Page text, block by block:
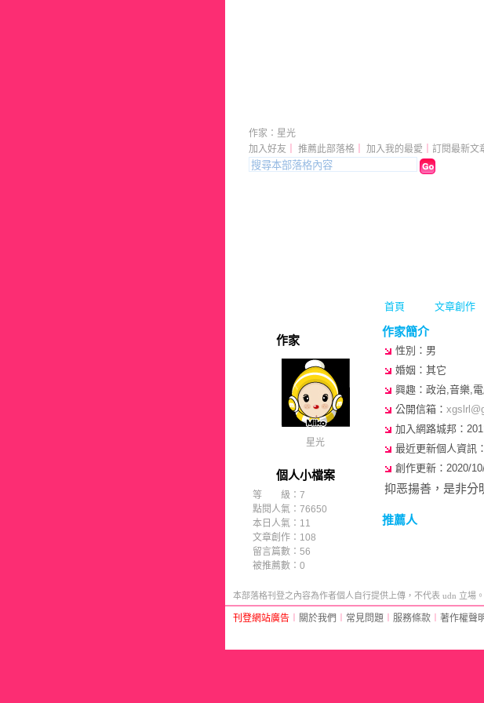
首頁 文章創作
加入好友 推薦此部落格 加入我的最愛 訂閱最新文
作家：星光
作家
星光
個人小檔案
等 級：7
點閱人氣：76650
本日人氣：11
文章創作：108
留言篇數：56
被推薦數： 0
作家簡介
性別：男
婚姻：其它
興趣：政治,音樂,
公開信箱：
加入網路城邦：
最近更新個人資訊
創作更新：2020/
抑恶揚善，是非分
推薦人
本部落格刊登之內容為作者個人自行提供上傳，不代表 udn 立場。
刊登網站廣告 關於我們 常見問題 服務條款 著作權聲